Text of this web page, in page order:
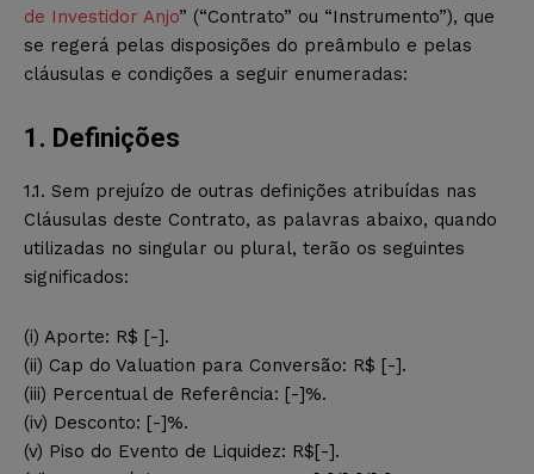
de Investidor Anjo” (“Contrato” ou “Instrumento”), que
se regerá pelas disposições do preâmbulo e pelas
cláusulas e condições a seguir enumeradas:
1. Definições
1.1. Sem prejuízo de outras definições atribuídas nas
Cláusulas deste Contrato, as palavras abaixo, quando
utilizadas no singular ou plural, terão os seguintes
significados:
(i) Aporte: R$ [-].
(ii) Cap do Valuation para Conversão: R$ [-].
(iii) Percentual de Referência: [-]%.
(iv) Desconto: [-]%.
(v) Piso do Evento de Liquidez: R$[-].